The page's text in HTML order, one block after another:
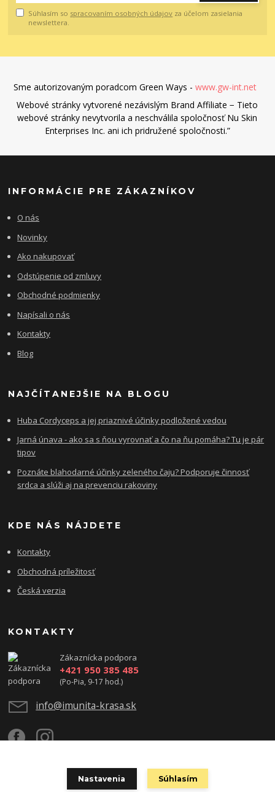
Súhlasím so spracovaním osobných údajov za účelom zasielania
newslettera.
Sme autorizovaným poradcom Green Ways - www.gw-int.net
Webové stránky vytvorené nezávislým Brand Affiliate − Tieto
webové stránky nevytvorila a neschválila spoločnosť Nu Skin
Enterprises Inc. ani ich pridružené spoločnosti.”
INFORMÁCIE PRE ZÁKAZNÍKOV
O nás
Novinky
Ako nakupovať
Odstúpenie od zmluvy
Obchodné podmienky
Napísali o nás
Kontakty
Blog
NAJČÍTANEJŠIE NA BLOGU
Huba Cordyceps a jej priaznivé účinky podložené vedou
Jarná únava - ako sa s ňou vyrovnať a čo na ňu pomáha? Tu je pár
tipov
Poznáte blahodarné účinky zeleného čaju? Podporuje činnosť
srdca a slúži aj na prevenciu rakoviny
KDE NÁS NÁJDETE
Kontakty
Obchodná príležitosť
Česká verzia
KONTAKTY
Zákaznícka podpora
+421 950 385 485
(Po-Pia, 9-17 hod.)
info@imunita-krasa.sk
Nastavenia Súhlasím